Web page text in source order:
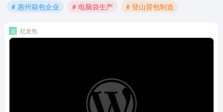
# 惠州箱包企业
# 电脑袋生产 # 登山背包制造
尼龙包